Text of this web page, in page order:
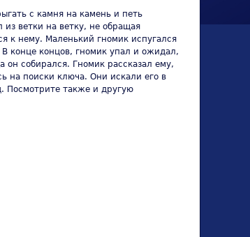
с камня на камень и петь
ветки на ветку, не обращая
к нему. Маленький гномик испугался
конце концов, гномик упал и ожидал,
он собирался. Гномик рассказал ему,
на поиски ключа. Они искали его в
Посмотрите также и другую